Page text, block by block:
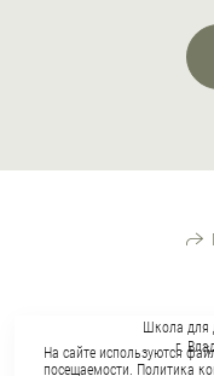
Школа для
г.
На сайте используются
посещаемости. Политика